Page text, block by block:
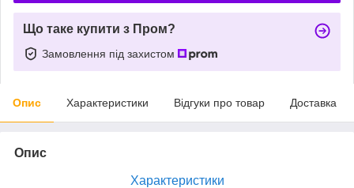
Що таке купити з Пром?
Замовлення під захистом
Опис Характеристики Відгуки про товар Доставка
Опис
Характеристики